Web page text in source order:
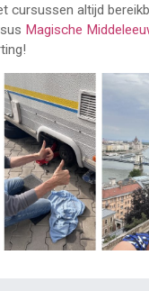
cursussen altijd
Magische